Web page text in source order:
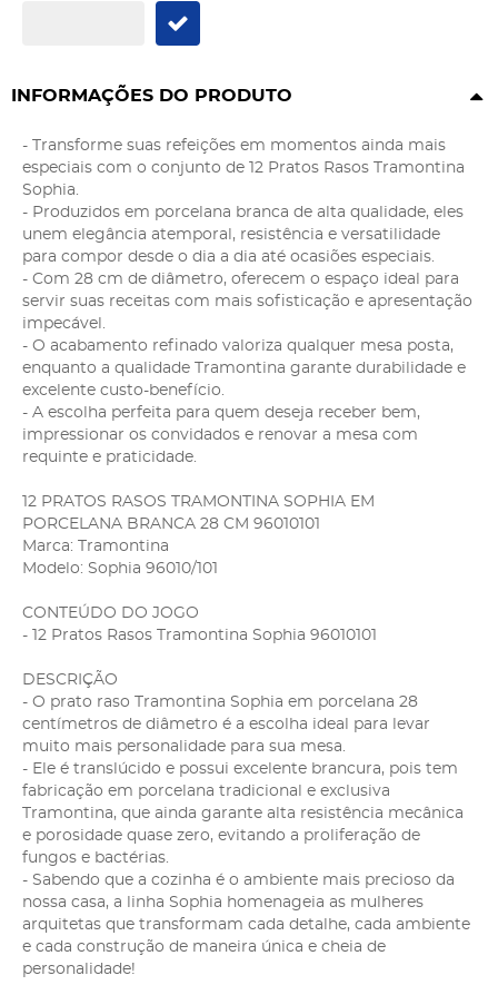
INFORMAÇÕES DO PRODUTO
- Transforme suas refeições em momentos ainda mais
especiais com o conjunto de 12 Pratos Rasos Tramontina
Sophia.
- Produzidos em porcelana branca de alta qualidade, eles
unem elegância atemporal, resistência e versatilidade
para compor desde o dia a dia até ocasiões especiais.
- Com 28 cm de diâmetro, oferecem o espaço ideal para
servir suas receitas com mais sofisticação e apresentação
impecável.
- O acabamento refinado valoriza qualquer mesa posta,
enquanto a qualidade Tramontina garante durabilidade e
excelente custo-benefício.
- A escolha perfeita para quem deseja receber bem,
impressionar os convidados e renovar a mesa com
requinte e praticidade.
12 PRATOS RASOS TRAMONTINA SOPHIA EM
PORCELANA BRANCA 28 CM 96010101
Marca: Tramontina
Modelo: Sophia 96010/101
CONTEÚDO DO JOGO
- 12 Pratos Rasos Tramontina Sophia 96010101
DESCRIÇÃO
- O prato raso Tramontina Sophia em porcelana 28
centímetros de diâmetro é a escolha ideal para levar
muito mais personalidade para sua mesa.
- Ele é translúcido e possui excelente brancura, pois tem
fabricação em porcelana tradicional e exclusiva
Tramontina, que ainda garante alta resistência mecânica
e porosidade quase zero, evitando a proliferação de
fungos e bactérias.
- Sabendo que a cozinha é o ambiente mais precioso da
nossa casa, a linha Sophia homenageia as mulheres
arquitetas que transformam cada detalhe, cada ambiente
e cada construção de maneira única e cheia de
personalidade!